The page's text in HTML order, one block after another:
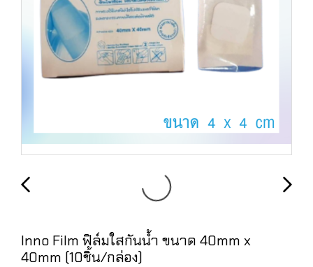
Inno Film ฟิล์มใสกันน้ำ ขนาด 40mm x
40mm (10ชิ้น/กล่อง)